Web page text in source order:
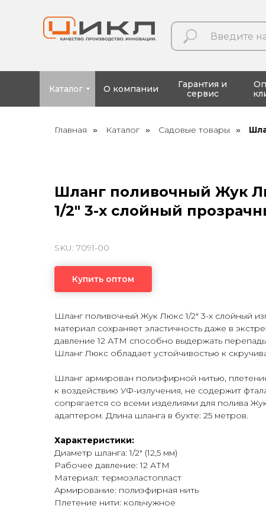
Каталог О компании
Гарантия и
сервис
Главная » Каталог » Садовые товары »
Шланг поливочный Жук
1/2" 3-х слойный
SKU: 7091-00
Купить оптом
Шланг поливочный Жук Люкс 1/2" 3-х слойный
материал сохраняет эластичность даже в
давление 12 АТМ способно выдержать
Шланг Люкс обладает устойчивостью к
Шланг армирован полиэфирной нитью,
к воздействию УФ-излучения, не содержит
сопрягается со всеми изделиями для полива
адаптером. Длина шланга в бухте: 25 метров.
Характеристики:
Диаметр шланга: 1/2" (12,5 мм)
Рабочее давление: 12 АТМ
Материал: термоэластопласт
Армирование: полиэфирная нить
Плетение нити: кольчужное